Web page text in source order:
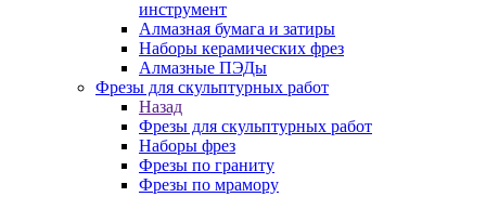
инструмент
Алмазная бумага и затиры
Наборы керамических фрез
Алмазные ПЭДы
Фрезы для скульптурных работ
Назад
Фрезы для скульптурных работ
Наборы фрез
Фрезы по граниту
Фрезы по мрамору